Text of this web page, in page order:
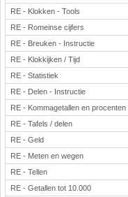
RE - Klokken - Tools
RE - Romeinse cijfers
RE - Breuken - Instructie
RE - Klokkijken / Tijd
RE - Statistiek
RE - Delen - Instructie
RE - Kommagetallen en procenten
RE - Tafels / delen
RE - Geld
RE - Meten en wegen
RE - Tellen
RE - Getallen tot 10.000